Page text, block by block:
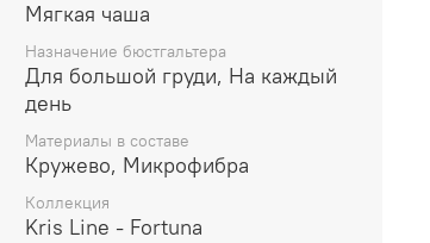
маскируя подмышечную зону.
стабилизационной сеткой,
грудь и предупреждает
растягивания.
от размера чаши. Чем больше
Мягкая чаша
Назначение бюстгальтера
Для большой груди, На каждый
день
Материалы в составе
Кружево, Микрофибра
Коллекция
Kris Line - Fortuna